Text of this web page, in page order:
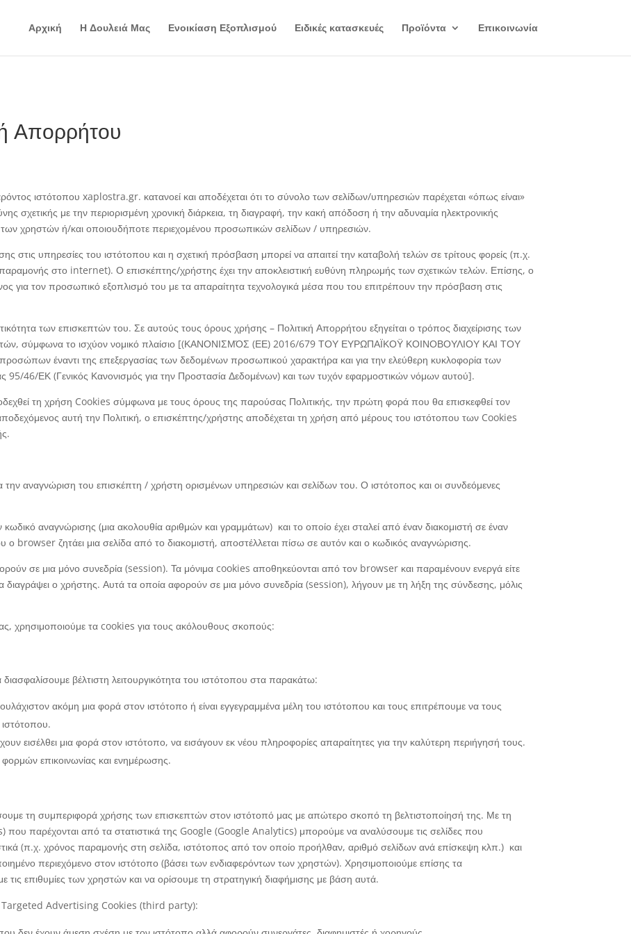
Αρχική Η Δουλειά Μας Ενοικίαση Εξοπλισμού Ειδικές κατασκευές Προϊόντα Επικοινωνία
Απορρήτου
ιστότοπου xaplostra.gr. κατανοεί και αποδέχεται ότι το σύνολο των σελίδων/υπηρεσιών παρέχεται «όπως είναι»
σχετικής με την περιορισμένη χρονική διάρκεια, τη διαγραφή, την κακή απόδοση ή την αδυναμία ηλεκτρονικής
χρηστών ή/και οποιουδήποτε περιεχομένου προσωπικών σελίδων / υπηρεσιών.
στις υπηρεσίες του ιστότοπου και η σχετική πρόσβαση μπορεί να απαιτεί την καταβολή τελών σε τρίτους φορείς (π.χ.
στο internet). Ο επισκέπτης/χρήστης έχει την αποκλειστική ευθύνη πληρωμής των σχετικών τελών. Επίσης, ο
για τον προσωπικό εξοπλισμό του με τα απαραίτητα τεχνολογικά μέσα που του επιτρέπουν την πρόσβαση στις
των επισκεπτών του. Σε αυτούς τους όρους χρήσης – Πολιτική Απορρήτου εξηγείται ο τρόπος διαχείρισης των
σύμφωνα το ισχύον νομικό πλαίσιο [(ΚΑΝΟΝΙΣΜΌΣ (ΕΕ) 2016/679 ΤΟΥ ΕΥΡΩΠΑΪΚΟΫ ΚΟΙΝΟΒΟΥΛΙΟΥ ΚΑΙ ΤΟΥ
έναντι της επεξεργασίας των δεδομένων προσωπικού χαρακτήρα και για την ελεύθερη κυκλοφορία των
95/46/ΕΚ (Γενικός Κανονισμός για την Προστασία Δεδομένων) και των τυχόν εφαρμοστικών νόμων αυτού].
τη χρήση Cookies σύμφωνα με τους όρους της παρούσας Πολιτικής, την πρώτη φορά που θα επισκεφθεί τον
αυτή την Πολιτική, ο επισκέπτης/χρήστης αποδέχεται τη χρήση από μέρους του ιστότοπου των Cookies
την αναγνώριση του επισκέπτη / χρήστη ορισμένων υπηρεσιών και σελίδων του. Ο ιστότοπος και οι συνδεόμενες
κωδικό αναγνώρισης (μια ακολουθία αριθμών και γραμμάτων) και το οποίο έχει σταλεί από έναν διακομιστή σε έναν
browser ζητάει μια σελίδα από το διακομιστή, αποστέλλεται πίσω σε αυτόν και ο κωδικός αναγνώρισης.
σε μια μόνο συνεδρία (session). Τα μόνιμα cookies αποθηκεύονται από τον browser και παραμένουν ενεργά είτε
διαγράψει ο χρήστης. Αυτά τα οποία αφορούν σε μια μόνο συνεδρία (session), λήγουν με τη λήξη της σύνδεσης, μόλις
χρησιμοποιούμε τα cookies για τους ακόλουθους σκοπούς:
βέλτιστη λειτουργικότητα του ιστότοπου στα παρακάτω:
ακόμη μια φορά στον ιστότοπο ή είναι εγγεγραμμένα μέλη του ιστότοπου και τους επιτρέπουμε να τους
ιστότοπου.
εισέλθει μια φορά στον ιστότοπο, να εισάγουν εκ νέου πληροφορίες απαραίτητες για την καλύτερη περιήγησή τους.
επικοινωνίας και ενημέρωσης.
τη συμπεριφορά χρήσης των επισκεπτών στον ιστότοπό μας με απώτερο σκοπό τη βελτιστοποίησή της. Με τη
που παρέχονται από τα στατιστικά της Google (Google Analytics) μπορούμε να αναλύσουμε τις σελίδες που
(π.χ. χρόνος παραμονής στη σελίδα, ιστότοπος από τον οποίο προήλθαν, αριθμό σελίδων ανά επίσκεψη κλπ.) και
περιεχόμενο στον ιστότοπο (βάσει των ενδιαφερόντων των χρηστών). Χρησιμοποιούμε επίσης τα
τις επιθυμίες των χρηστών και να ορίσουμε τη στρατηγική διαφήμισης με βάση αυτά.
Targeted Advertising Cookies (third party):